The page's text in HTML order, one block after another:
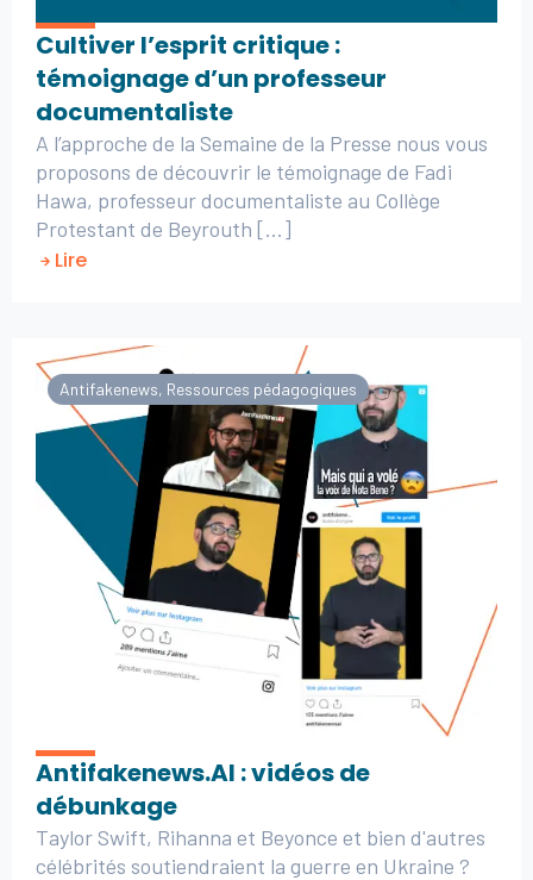
Cultiver l’esprit critique :
témoignage d’un professeur
documentaliste
A l’approche de la Semaine de la Presse nous vous
proposons de découvrir le témoignage de Fadi
Hawa, professeur documentaliste au Collège
Protestant de Beyrouth [...]
Lire
Antifakenews, Ressources pédagogiques
Antifakenews.AI : vidéos de
débunkage
Taylor Swift, Rihanna et Beyonce et bien d'autres
célébrités soutiendraient la guerre en Ukraine ?